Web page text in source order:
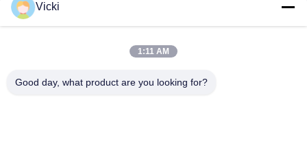
Vicki
1:11 AM
Good day, what product are you looking for?